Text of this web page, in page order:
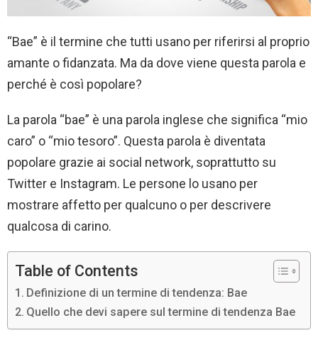
“Bae” è il termine che tutti usano per riferirsi al proprio
amante o fidanzata. Ma da dove viene questa parola e
perché è così popolare?
La parola “bae” è una parola inglese che significa “mio
caro” o “mio tesoro”. Questa parola è diventata
popolare grazie ai social network, soprattutto su
Twitter e Instagram. Le persone lo usano per
mostrare affetto per qualcuno o per descrivere
qualcosa di carino.
Table of Contents
Definizione di un termine di tendenza: Bae
Quello che devi sapere sul termine di tendenza Bae